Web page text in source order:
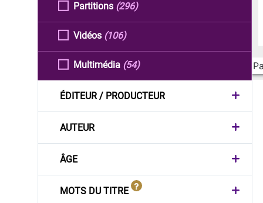
Partitions (296)
Vidéos (106)
Multimédia (54)
ÉDITEUR / PRODUCTEUR
AUTEUR
ÂGE
MOTS DU TITRE